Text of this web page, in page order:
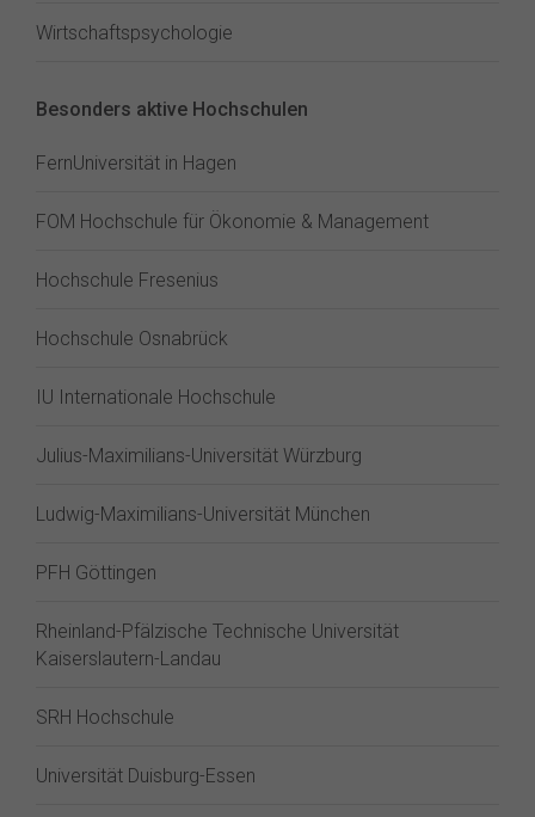
Wirtschaftspsychologie
Besonders aktive Hochschulen
FernUniversität in Hagen
FOM Hochschule für Ökonomie & Management
Hochschule Fresenius
Hochschule Osnabrück
IU Internationale Hochschule
Julius-Maximilians-Universität Würzburg
Ludwig-Maximilians-Universität München
PFH Göttingen
Rheinland-Pfälzische Technische Universität
Kaiserslautern-Landau
SRH Hochschule
Universität Duisburg-Essen